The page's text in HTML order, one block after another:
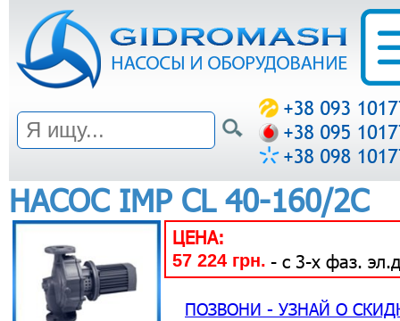
НАСОС IMP CL 40-160/2C
ЦЕНА:
57 224 грн. - с 3-х фаз.
ПОЗВОНИ - УЗНАЙ О